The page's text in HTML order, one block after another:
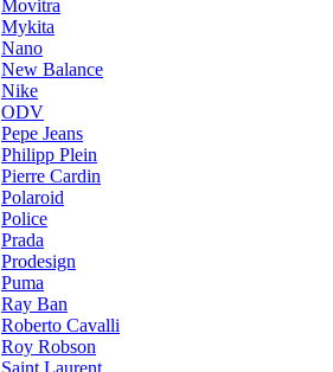
Movitra
Mykita
Nano
New Balance
Nike
ODV
Pepe Jeans
Philipp Plein
Pierre Cardin
Polaroid
Police
Prada
Prodesign
Puma
Ray Ban
Roberto Cavalli
Roy Robson
Saint Laurent